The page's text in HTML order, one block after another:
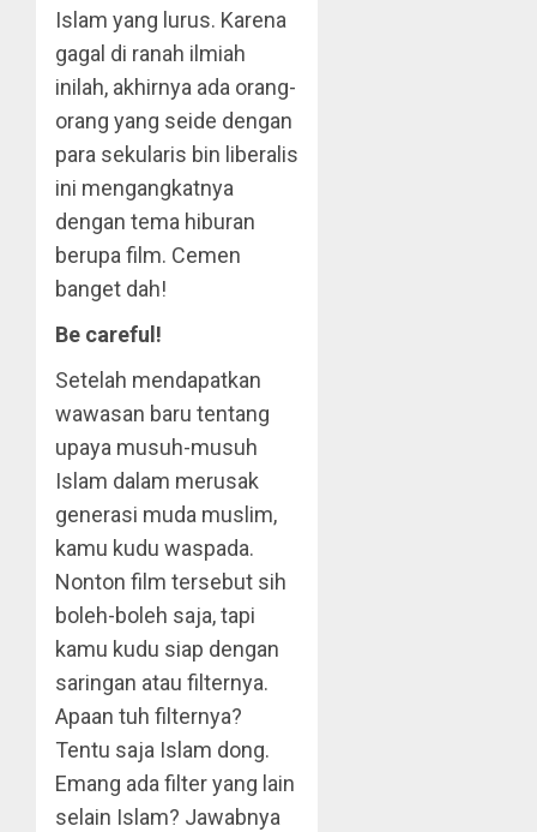
Islam yang lurus. Karena
gagal di ranah ilmiah
inilah, akhirnya ada orang-
orang yang seide dengan
para sekularis bin liberalis
ini mengangkatnya
dengan tema hiburan
berupa film. Cemen
banget dah!
Be careful!
Setelah mendapatkan
wawasan baru tentang
upaya musuh-musuh
Islam dalam merusak
generasi muda muslim,
kamu kudu waspada.
Nonton film tersebut sih
boleh-boleh saja, tapi
kamu kudu siap dengan
saringan atau filternya.
Apaan tuh filternya?
Tentu saja Islam dong.
Emang ada filter yang lain
selain Islam? Jawabnya